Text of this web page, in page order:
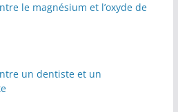
le magnésium et l’oxyde de
un dentiste et un